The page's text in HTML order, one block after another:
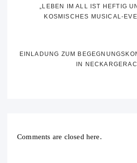
„LEBEN IM ALL IST HEFTIG
KOSMISCHES MUSICAL-
EINLADUNG ZUM
IN
Comments are closed here.